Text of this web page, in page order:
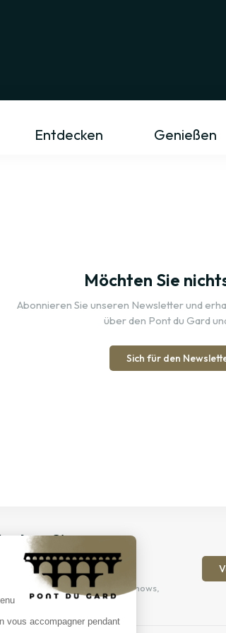
Entdecken Genießen
um eine Stelle auf dem
Möchten Sie
Abonnieren Sie unseren Newsletter und
über den Pont du Gard
Sich für den
Sie unsere
Sie und entdecken Sie unsere Shows,
und mehr.